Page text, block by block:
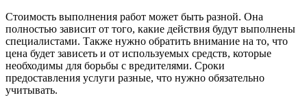
Стоимость выполнения работ может быть разной. Она
полностью зависит от того, какие действия будут выполнены
специалистами. Также нужно обратить внимание на то, что
цена будет зависеть и от используемых средств, которые
необходимы для борьбы с вредителями. Сроки
предоставления услуги разные, что нужно обязательно
учитывать.